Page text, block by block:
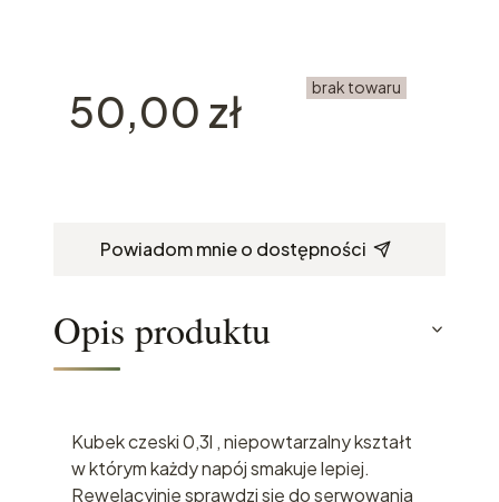
Cena
50,00 zł brak towaru
Powiadom mnie o dostępności
Opis produktu
Kubek czeski 0,3l , niepowtarzalny kształt
w którym każdy napój smakuje lepiej.
Rewelacyjnie sprawdzi się do serwowania